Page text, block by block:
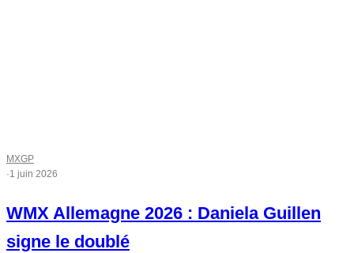
MXGP
·1 juin 2026
WMX Allemagne 2026 : Daniela Guillen
signe le doublé